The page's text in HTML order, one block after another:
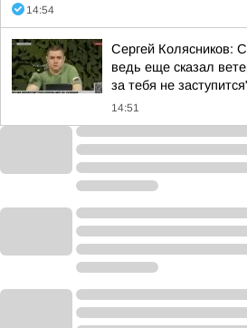
14:54
Сергей Колясников:
ведь еще сказал
за тебя не
14:51